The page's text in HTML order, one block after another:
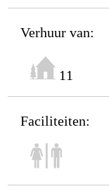
Verhuur van:
11
Faciliteiten: